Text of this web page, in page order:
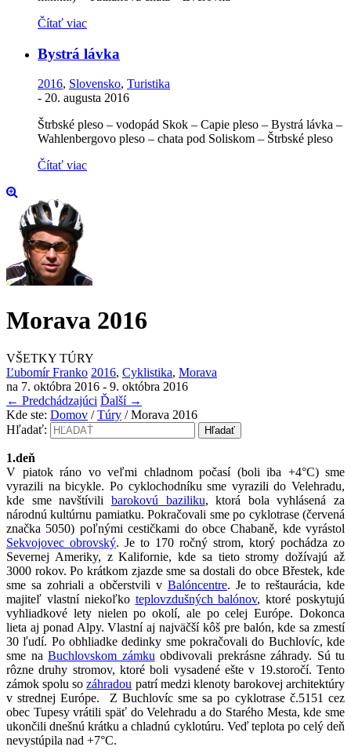
Čítať viac
Bystrá lávka
2016, Slovensko, Turistika
- 20. augusta 2016
Štrbské pleso – vodopád Skok – Capie pleso – Bystrá lávka –
Wahlenbergovo pleso – chata pod Soliskom – Štrbské pleso
Čítať viac
Morava 2016
VŠETKY TÚRY
Ľubomír Franko 2016, Cyklistika, Morava
na 7. októbra 2016 - 9. októbra 2016
← Predchádzajúci Ďalší →
Kde ste: Domov / Túry / Morava 2016
Hľadať:
1.deň
V piatok ráno vo veľmi chladnom počasí (boli iba +4°C) sme
vyrazili na bicykle. Po cyklochodníku sme vyrazili do Velehradu,
kde sme navštívili barokovú baziliku, ktorá bola vyhlásená za
národnú kultúrnu pamiatku. Pokračovali sme po cyklotrase (červená
značka 5050) poľnými cestičkami do obce Chabaně, kde vyrástol
Sekvojovec obrovský. Je to 170 ročný strom, ktorý pochádza zo
Severnej Ameriky, z Kalifornie, kde sa tieto stromy dožívajú až
3000 rokov. Po krátkom zjazde sme sa dostali do obce Břestek, kde
sme sa zohriali a občerstvili v Balóncentre. Je to reštaurácia, kde
majiteľ vlastní niekoľko teplovzdušných balónov, ktoré poskytujú
vyhliadkové lety nielen po okolí, ale po celej Európe. Dokonca
lieta aj ponad Alpy. Vlastní aj najväčší kôš pre balón, kde sa zmestí
30 ľudí. Po obhliadke dedinky sme pokračovali do Buchlovíc, kde
sme na Buchlovskom zámku obdivovali prekrásne záhrady. Sú tu
rôzne druhy stromov, ktoré boli vysadené ešte v 19.storočí. Tento
zámok spolu sozáhradou patrí medzi klenoty barokovej architektúry
v strednej Európe. Z Buchlovíc sme sa po cyklotrase č.5151 cez
obec Tupesy vrátili späť do Velehradu a do Starého Mesta, kde sme
ukončili dnešnú krátku a chladnú cyklotúru. Veď teplota po celý deň
nevystúpila nad +7°C.